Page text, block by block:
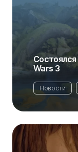
Состоялся
Wars 3
Новости